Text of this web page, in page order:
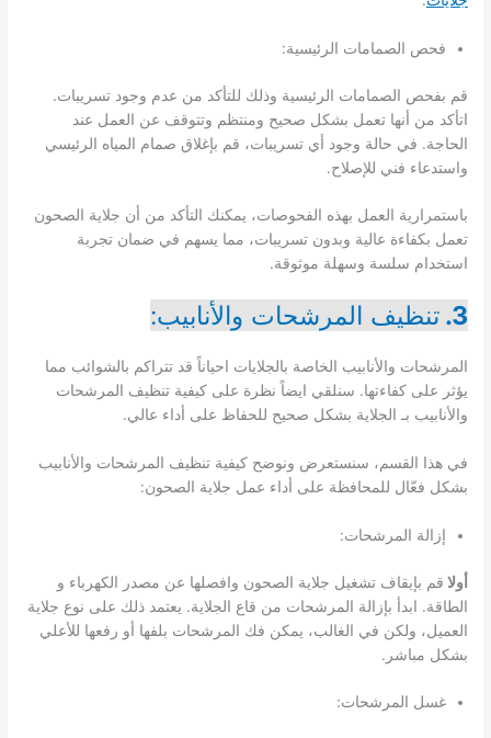
فحص الصمامات الرئيسية:
قم بفحص الصمامات الرئيسية وذلك للتأكد من عدم وجود تسريبات.
اتأكد من أنها تعمل بشكل صحيح ومنتظم وتتوقف عن العمل عند
الحاجة. في حالة وجود أي تسريبات، قم بإغلاق صمام المياه الرئيسي
واستدعاء فني للإصلاح.
باستمرارية العمل بهذه الفحوصات، يمكنك التأكد من أن جلاية الصحون
تعمل بكفاءة عالية وبدون تسريبات، مما يسهم في ضمان تجربة
استخدام سلسة وسهلة موثوقة.
3. تنظيف المرشحات والأنابيب:
المرشحات والأنابيب الخاصة بالجلايات احياناً قد تتراكم بالشوائب مما
يؤثر على كفاءتها. سنلقي ايضاً نظرة على كيفية تنظيف المرشحات
والأنابيب بـ الجلاية بشكل صحيح للحفاظ على أداء عالي.
في هذا القسم، سنستعرض ونوضح كيفية تنظيف المرشحات والأنابيب
بشكل فعّال للمحافظة على أداء عمل جلاية الصحون:
إزالة المرشحات:
أولا قم بإيقاف تشغيل جلاية الصحون وافصلها عن مصدر الكهرباء و
الطاقة. ابدأ بإزالة المرشحات من قاع الجلاية. يعتمد ذلك على نوع جلاية
العميل، ولكن في الغالب، يمكن فك المرشحات بلفها أو رفعها للأعلي
بشكل مباشر.
غسل المرشحات: